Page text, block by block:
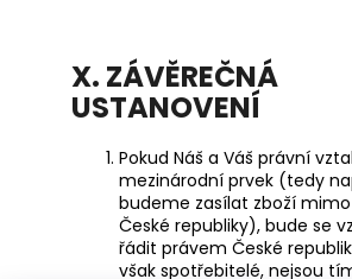
X. ZÁVĚREČNÁ
USTANOVENÍ
Pokud Náš a Váš právní
mezinárodní prvek (tedy
budeme zasílat zboží
České republiky), bude se
řádit právem České
však spotřebitelé, nejsou